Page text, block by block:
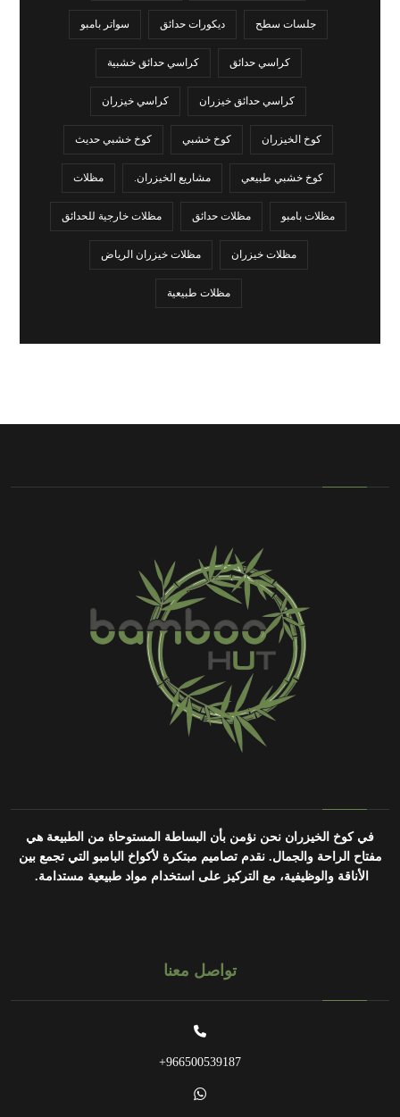
جلسات سطح ديكورات حدائق سواتر بامبو
كراسي حدائق كراسي حدائق خشبية
كراسي حدائق خيزران كراسي خيزران
كوخ الخيزران كوخ خشبي كوخ خشبي حديث
كوخ خشبي طبيعي مشاريع الخيزران. مظلات
مظلات بامبو مظلات حدائق مظلات خارجية للحدائق
مظلات خيزران مظلات خيزران الرياض
مظلات طبيعية
في كوخ الخيزران نحن نؤمن بأن البساطة المستوحاة من الطبيعة هي
مفتاح الراحة والجمال. نقدم تصاميم مبتكرة لأكواخ البامبو التي تجمع بين
الأناقة والوظيفية، مع التركيز على استخدام مواد طبيعية مستدامة.
تواصل معنا
966500539187+